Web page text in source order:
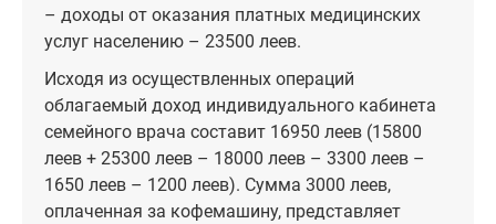
– доходы от оказания платных медицинских
услуг населению – 23500 леев.
Исходя из осуществленных операций
облагаемый доход индивидуального кабинета
семейного врача составит 16950 леев (15800
леев + 25300 леев – 18000 леев – 3300 леев –
1650 леев – 1200 леев). Сумма 3000 леев,
оплаченная за кофемашину, представляет